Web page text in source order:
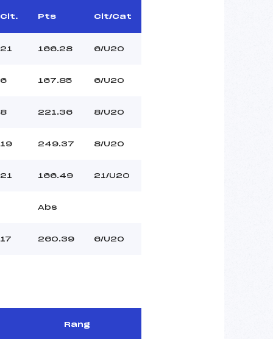
Clt. Pts Clt/Cat
21 166.28 6/U20
6 167.85 6/U20
8 221.36 8/U20
19 249.37 8/U20
21 166.49 21/U20
Abs
17 260.39 6/U20
Rang